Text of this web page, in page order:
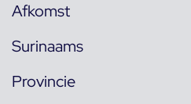
Afkomst
Surinaams
Provincie